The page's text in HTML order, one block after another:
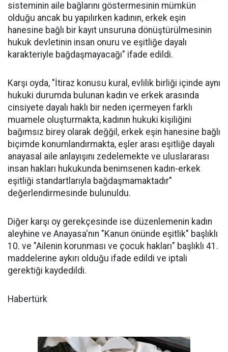
sisteminin aile bağlarını göstermesinin mümkün
olduğu ancak bu yapılırken kadının, erkek eşin
hanesine bağlı bir kayıt unsuruna dönüştürülmesinin
hukuk devletinin insan onuru ve eşitliğe dayalı
karakteriyle bağdaşmayacağı" ifade edildi.
Karşı oyda, "İtiraz konusu kural, evlilik birliği içinde aynı
hukuki durumda bulunan kadın ve erkek arasında
cinsiyete dayalı haklı bir neden içermeyen farklı
muamele oluşturmakta, kadının hukuki kişiliğini
bağımsız birey olarak değğil, erkek eşin hanesine bağlı
biçimde konumlandırmakta, eşler arası eşitliğe dayalı
anayasal aile anlayışını zedelemekte ve uluslararası
insan hakları hukukunda benimsenen kadın-erkek
eşitliği standartlarıyla bağdaşmamaktadır"
değerlendirmesinde bulunuldu.
Diğer karşı oy gerekçesinde ise düzenlemenin kadın
aleyhine ve Anayasa'nın "Kanun önünde eşitlik" başlıklı
10. ve "Ailenin korunması ve çocuk hakları" başlıklı 41.
maddelerine aykırı olduğu ifade edildi ve iptali
gerektiği kaydedildi.
Habertürk